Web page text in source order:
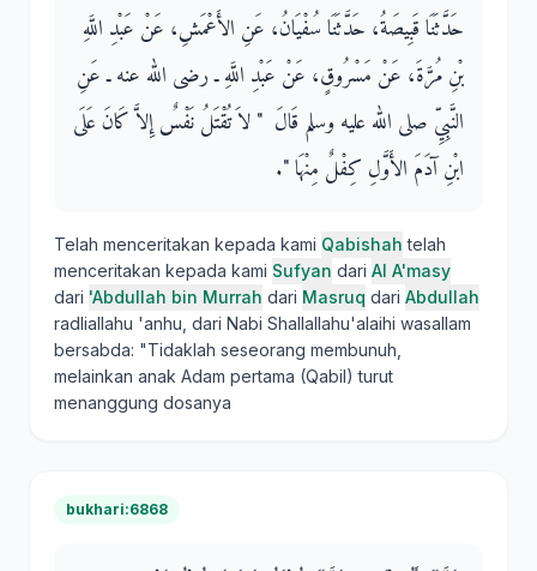
حَدَّثَنَا قَبِيصَةُ، حَدَّثَنَا سُفْيَانُ، عَنِ الأَعْمَشِ، عَنْ عَبْدِ اللَّهِ
بْنِ مُرَّةَ، عَنْ مَسْرُوقٍ، عَنْ عَبْدِ اللَّهِ ـ رضى الله عنه ـ عَنِ
النَّبِيِّ صلى الله عليه وسلم قَالَ ‏ "‏ لاَ تُقْتَلُ نَفْسٌ إِلاَّ كَانَ عَلَى
ابْنِ آدَمَ الأَوَّلِ كِفْلٌ مِنْهَا ‏"‏‏.‏
Telah menceritakan kepada kami Qabishah telah
menceritakan kepada kami Sufyan dari Al A'masy
dari 'Abdullah bin Murrah dari Masruq dari Abdullah
radliallahu 'anhu, dari Nabi Shallallahu'alaihi wasallam
bersabda: "Tidaklah seseorang membunuh,
melainkan anak Adam pertama (Qabil) turut
menanggung dosanya
bukhari:6868